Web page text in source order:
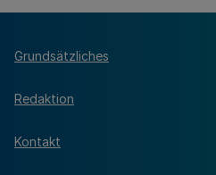
Grundsätzliches
Redaktion
Kontakt